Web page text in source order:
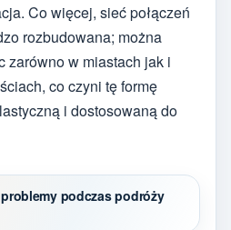
Co więcej, sieć połączeń
rozbudowana; można
zarówno w miastach jak i
co czyni tę formę
i dostosowaną do
podczas podróży